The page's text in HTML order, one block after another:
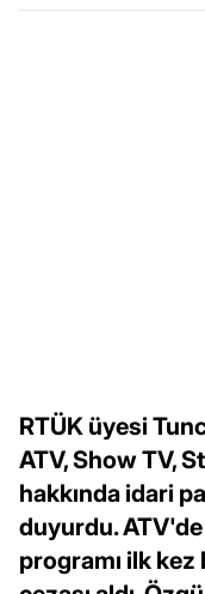
RTÜK üyesi
ATV, Show TV,
hakkında idari
duyurdu.
programı ilk